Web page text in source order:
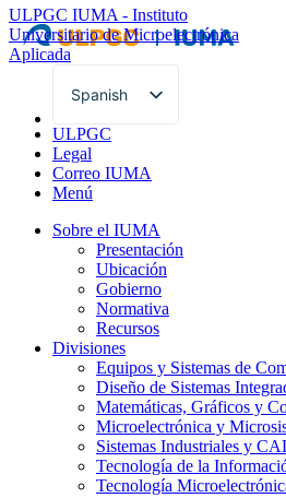
ULPGC IUMA - Instituto
Universitario de Microelectrónica
Aplicada
Spanish
English
ULPGC
Legal
Correo IUMA
Menú
Sobre el IUMA
Presentación
Ubicación
Gobierno
Normativa
Recursos
Divisiones
Equipos y Sistemas de
Diseño de Sistemas
Matemáticas, Gráficos y
Microelectrónica y
Sistemas Industriales y
Tecnología de la
Tecnología